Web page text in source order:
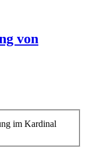
von
im Kardinal